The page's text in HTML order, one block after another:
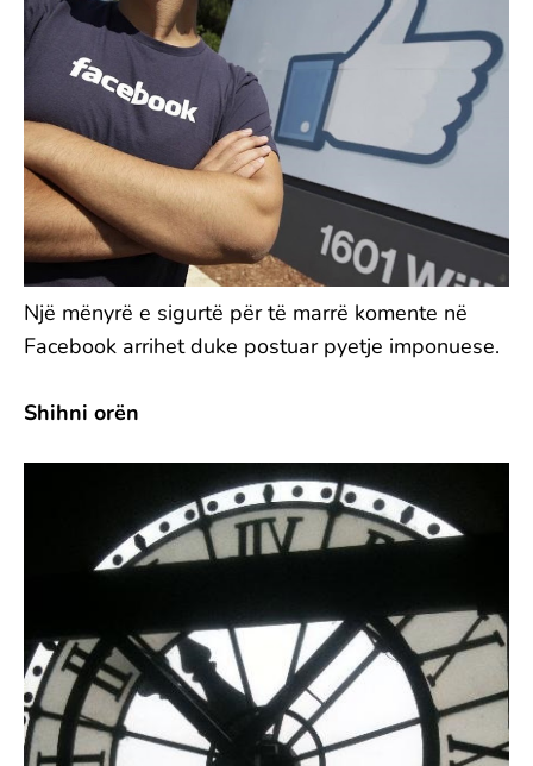
Një mënyrë e sigurtë për të marrë komente në
Facebook arrihet duke postuar pyetje imponuese.
Shihni orën